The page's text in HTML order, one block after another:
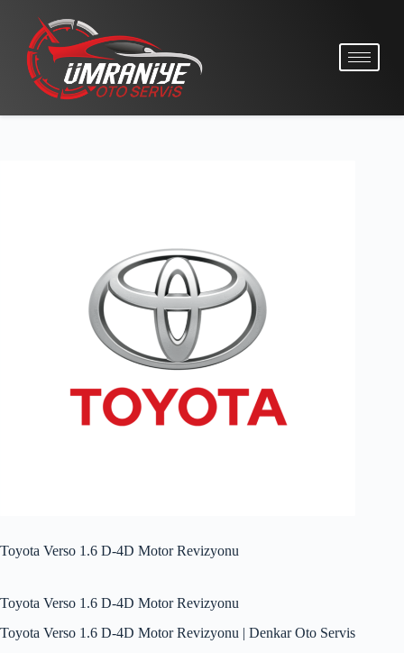
Toyota Verso 1.6 D-4D Motor Revizyonu
Toyota Verso 1.6 D-4D Motor Revizyonu
Toyota Verso 1.6 D-4D Motor Revizyonu | Denkar Oto Servis